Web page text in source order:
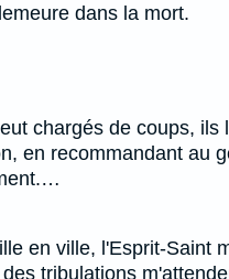
dans la mort.
chargés de coups, ils
en recommandant au
en ville, l'Esprit-Saint
tribulations